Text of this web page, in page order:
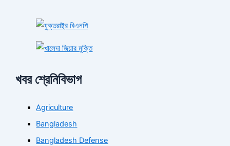
খবর শ্রেনিবিভাগ
Agriculture
Bangladesh
Bangladesh Defense